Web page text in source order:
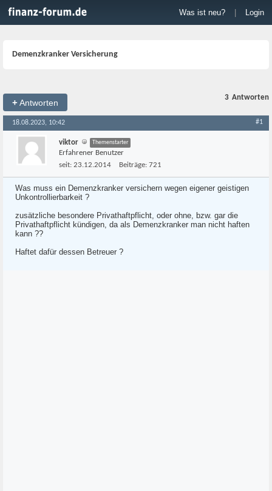
Was ist neu? Login
Demenzkranker Versicherung
+Antworten
3 Antworten
18.08.2023, 10:42 #1
viktor Themenstarter
Erfahrener Benutzer
seit: 23.12.2014 Beiträge: 721
Was muss ein Demenzkranker versichern wegen eigener geistigen
Unkontrollierbarkeit ?
zusätzliche besondere Privathaftpflicht, oder ohne, bzw. gar die
Privathaftpflicht kündigen, da als Demenzkranker man nicht haften
kann ??
Haftet dafür dessen Betreuer ?